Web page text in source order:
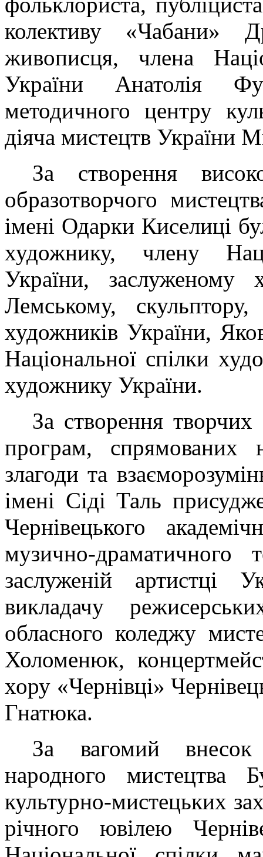
колективу «Чабани»
живописця, члена
України Анатолія
методичного центру
діяча мистецтв України
За створення
образотворчого
імені Одарки Киселиці
художнику, члену
України, заслуженому
Лемському,
художників України,
Національної спілки
художнику України.
За створення творчих
програм, спрямованих
злагоди та
імені Сіді Таль
Чернівецького
музично-драматичного
заслуженій артистці
викладачу
обласного коледжу
Холоменюк,
хору «Чернівці»
Гнатюка.
За вагомий внесок
народного мистецтва
культурно-мистецьких
річного ювілею